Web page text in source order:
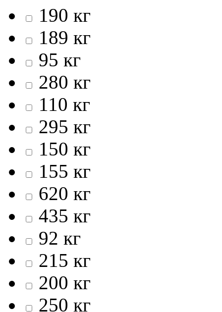
190 кг
189 кг
95 кг
280 кг
110 кг
295 кг
150 кг
155 кг
620 кг
435 кг
92 кг
215 кг
200 кг
250 кг